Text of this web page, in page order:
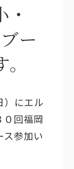
ー
）にエル
０回福岡
ス参加い